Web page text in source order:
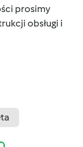
prosimy
obsługi i